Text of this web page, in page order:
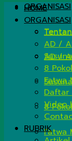
ORGANISASI
AD /
8
Fatwa
HOME
ORGANISASI
AD /
8
Fatwa
Daftar
Video
RUBRIK